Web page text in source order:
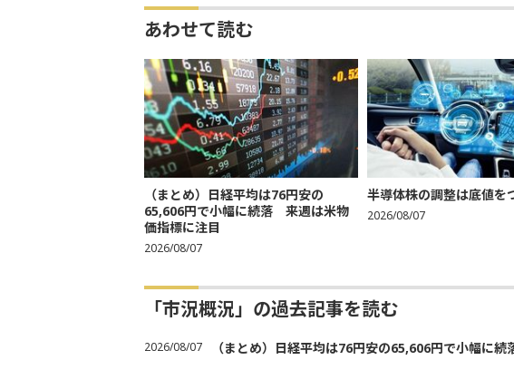
あわせて読む
（まとめ）日経平均は76円安の
65,606円で小幅に続落 来週は米物
価指標に注目
2026/08/07
半導体株の調整は底値を
2026/08/07
「市況概況」の過去記事を読む
2026/08/07 （まとめ）日経平均は76円安の65,606円で小幅に